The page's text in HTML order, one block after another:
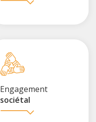
Engagement
sociétal